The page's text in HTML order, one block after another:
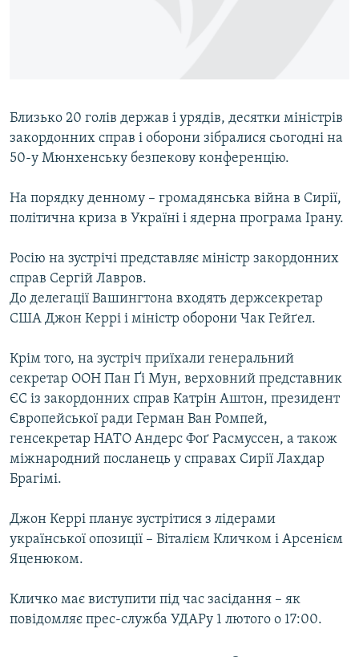
Близько 20 голів держав і урядів, десятки міністрів
закордонних справ і оборони зібралися сьогодні на
50-у Мюнхенську безпекову конференцію.
На порядку денному – громадянська війна в Сирії,
політична криза в Україні і ядерна програма Ірану.
Росію на зустрічі представляє міністр закордонних
справ Сергій Лавров.
До делегації Вашингтона входять держсекретар
США Джон Керрі і міністр оборони Чак Гейґел.
Крім того, на зустріч приїхали генеральний
секретар ООН Пан Ґі Мун, верховний представник
ЄС із закордонних справ Катрін Аштон, президент
Європейської ради Герман Ван Ромпей,
генсекретар НАТО Андерс Фоґ Расмуссен, а також
міжнародний посланець у справах Сирії Лахдар
Брагімі.
Джон Керрі планує зустрітися з лідерами
української опозиції – Віталієм Кличком і Арсенієм
Яценюком.
Кличко має виступити під час засідання – як
повідомляє прес-служба УДАРу 1 лютого о 17:00.